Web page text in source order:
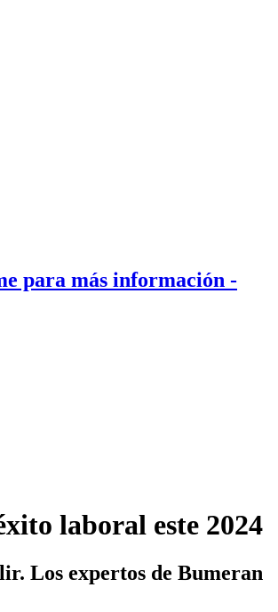
para más información -
laboral este 2024
Los expertos de Bumeran